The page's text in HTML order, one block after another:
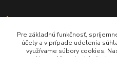
Pre základnú funkčnosť,
účely a v prípade udelenia
využívame súbory cookies.